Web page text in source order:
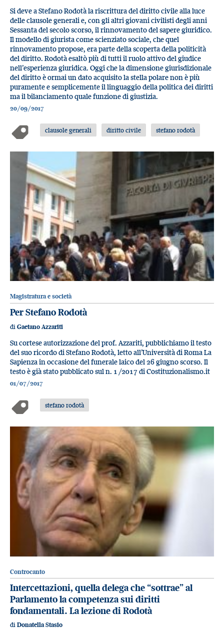
Si deve a Stefano Rodotà la riscrittura del diritto civile alla luce
delle clausole generali e, con gli altri giovani civilisti degli anni
Sessanta del secolo scorso, il rinnovamento del sapere giuridico.
Il modello di giurista come scienziato sociale, che quel
rinnovamento propose, era parte della scoperta della politicità
del diritto. Rodotà esaltò più di tutti il ruolo attivo del giudice
nell’esperienza giuridica. Oggi che la dimensione giurisdizionale
del diritto è ormai un dato acquisito la stella polare non è più
puramente e semplicemente il linguaggio della politica dei diritti
ma il bilanciamento quale funzione di giustizia.
20/09/2017
clausole generali diritto civile stefano rodotà
Magistratura e società
Per Stefano Rodotà
di Gaetano Azzariti
Su cortese autorizzazione del prof. Azzariti, pubblichiamo il testo
del suo ricordo di Stefano Rodotà, letto all’Università di Roma La
Sapienza in occasione del funerale laico del 26 giugno scorso. Il
testo è già stato pubblicato sul n. 1 /2017 di Costituzionalismo.it
01/07/2017
stefano rodotà
Controcanto
Intercettazioni, quella delega che “sottrae” al
Parlamento la competenza sui diritti
fondamentali. La lezione di Rodotà
di Donatella Stasio